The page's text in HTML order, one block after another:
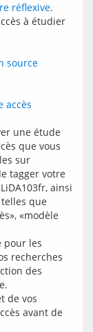
réflexive.
à étudier
source
accès
une étude
que vous
sur
tagger votre
ainsi
que
«modèle
pour les
recherches
des
de vos
avant de